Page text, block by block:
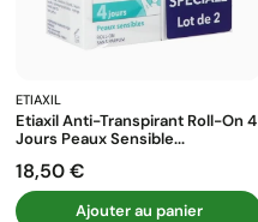
ETIAXIL
Etiaxil Anti-Transpirant Roll-On 4
Jours Peaux Sensible...
Prix
18,50 €
Ajouter au panier